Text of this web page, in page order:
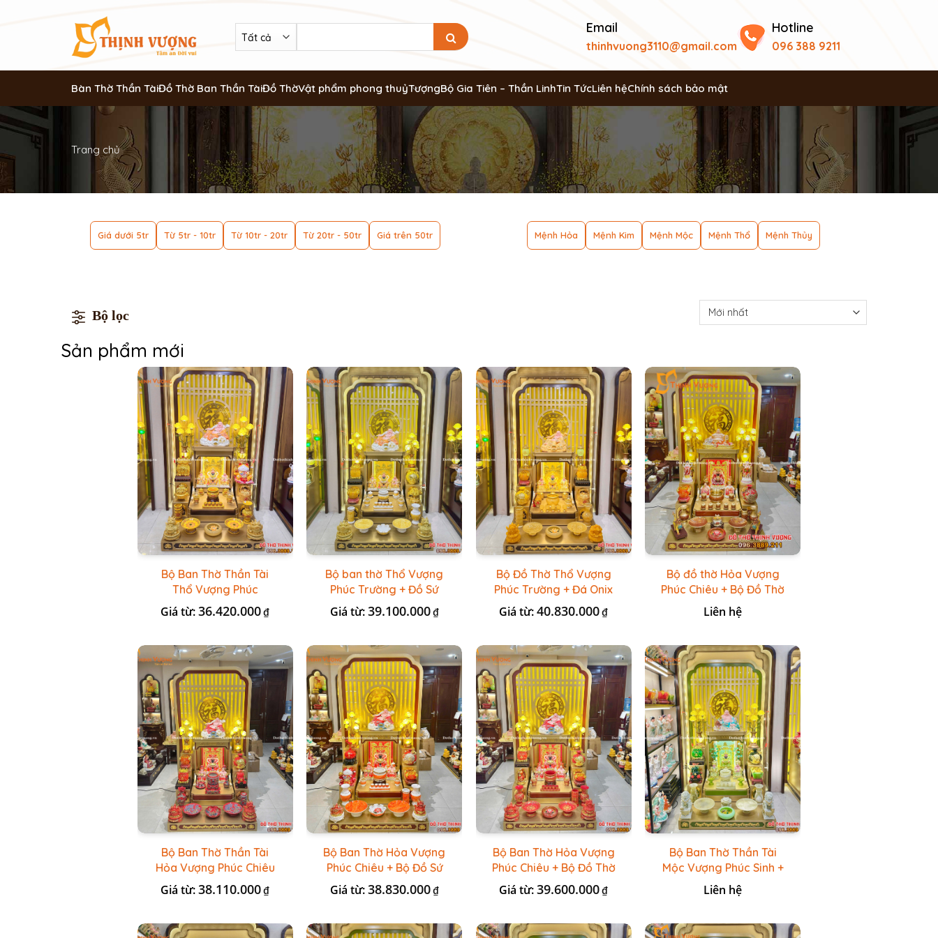
Email
thinhvuong3110@gmail.com
Hotline
096 388 9211
Bàn Thờ Thần TàiĐồ Thờ Ban Thần TàiĐồ ThờVật phẩm phong thuỷTượngBộ Gia Tiên – Thần LinhTin TứcLiên hệChính sách bảo mật
Trang chủ
Giá dưới 5tr Từ 5tr - 10tr Từ 10tr - 20tr Từ 20tr - 50tr Giá trên 50tr Mệnh Hỏa Mệnh Kim Mệnh Mộc Mệnh Thổ Mệnh Thủy
Bộ lọc
Sản phẩm mới
Bộ Ban Thờ Thần Tài
Thổ Vượng Phúc
Trường + Bộ Đồ Sứ Cao
Cấp Gấm Vàng
Giá từ:36.420.000₫
Bộ ban thờ Thổ Vượng
Phúc Trường + Đồ Sứ
Vàng Đá Cao Cấp
Giá từ:39.100.000₫
Bộ Đồ Thờ Thổ Vượng
Phúc Trường + Đá Onix
Vàng
Giá từ:40.830.000₫
Bộ đồ thờ Hỏa Vượng
Phúc Chiêu + Bộ Đồ Thờ
Đá Đỏ Bọc Đồng Cao
cấp
Liên hệ
Bộ Ban Thờ Thần Tài
Hỏa Vượng Phúc Chiêu
+ Bộ Đồ Thờ Nổi Đỏ BT
Giá từ:38.110.000₫
Bộ Ban Thờ Hỏa Vượng
Phúc Chiêu + Bộ Đồ Sứ
Đá Đỏ HR
Giá từ:38.830.000₫
Bộ Ban Thờ Hỏa Vượng
Phúc Chiêu + Bộ Đồ Thờ
Đài Loan Gấm Đỏ
Giá từ:39.600.000₫
Bộ Ban Thờ Thần Tài
Mộc Vượng Phúc Sinh +
Bộ Đồ Thờ Đá Ngọc
Hoàng Long
Liên hệ